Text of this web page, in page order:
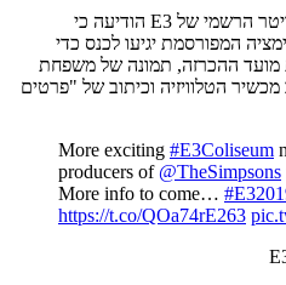
הודעת טיזר שפורסמה בעמוד הטוויטר הרשמי של E3 הודיעה כי
המפורסמת יגיעו לכנס כדי
ההכרזה, תמונה של משפחת
הטלוויזיה וכיתוב של "פרטים
More exciting #E3Coliseum
producers of @TheSimpsons
More info to come…
https://t.co/QOa74rE263